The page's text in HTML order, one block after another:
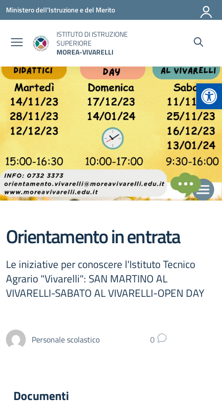
Vai ai contenuti
Vai al menu di navigazione
Vai al footer
Ministero dell'Istruzione e del Merito
ISTITUTO DI ISTRUZIONE
SUPERIORE
MOREA-VIVARELLI
Orientamento in entrata
Le iniziative per conoscere l'Istituto Tecnico
Agrario "Vivarelli": SAN MARTINO AL
VIVARELLI-SABATO AL VIVARELLI-OPEN DAY
Personale scolastico 0
Documenti